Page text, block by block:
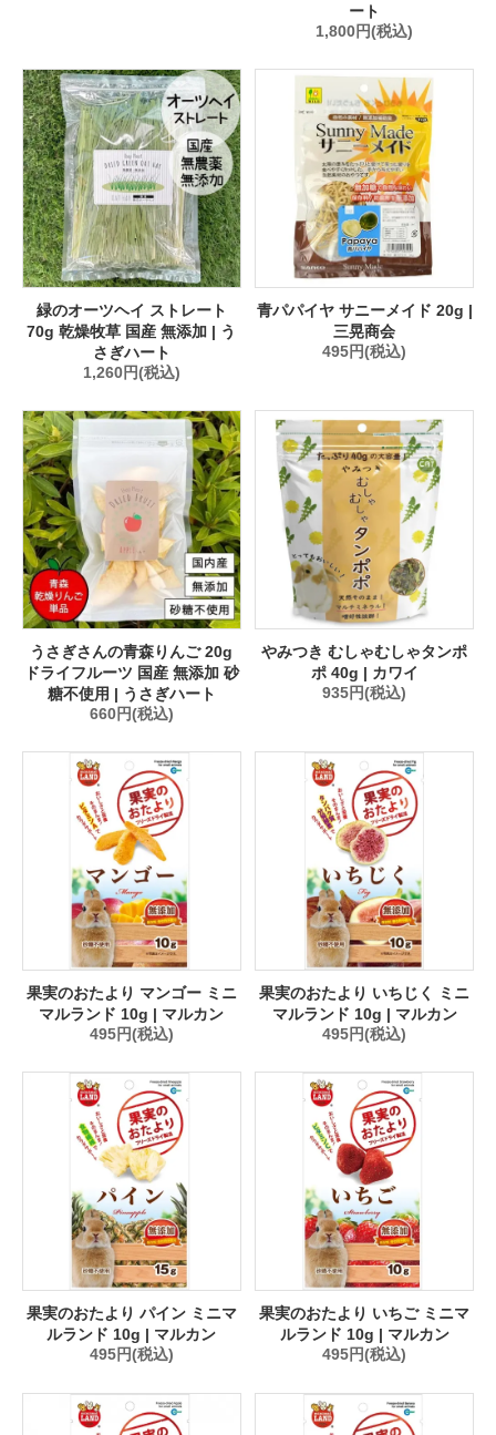
ート
1,800円(税込)
緑のオーツヘイ ストレート
70g 乾燥牧草 国産 無添加 | う
さぎハート
1,260円(税込)
青パパイヤ サニーメイド 20g |
三晃商会
495円(税込)
うさぎさんの青森りんご 20g
ドライフルーツ 国産 無添加 砂
糖不使用 | うさぎハート
660円(税込)
やみつき むしゃむしゃタンポ
ポ 40g | カワイ
935円(税込)
果実のおたより マンゴー ミニ
マルランド 10g | マルカン
495円(税込)
果実のおたより いちじく ミニ
マルランド 10g | マルカン
495円(税込)
果実のおたより パイン ミニマ
ルランド 10g | マルカン
495円(税込)
果実のおたより いちご ミニマ
ルランド 10g | マルカン
495円(税込)